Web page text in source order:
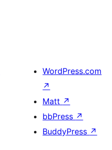
WordPress.com
↗
Matt ↗
bbPress ↗
BuddyPress ↗